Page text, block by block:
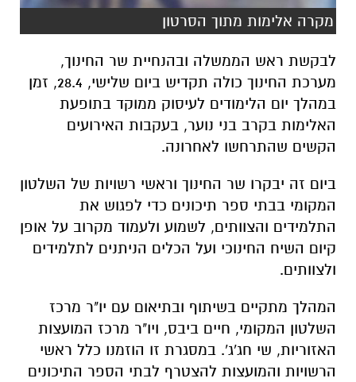
מקרה אלימות מתוך הסרטון
לבקשת ראש הממשלה ובהנחיית שר החינוך,
מערכת החינוך כולה תקדיש ביום שלישי, 28.4, זמן
במהלך יום הלימודים לעיסוק ממוקד בתופעת
האלימות בקרב בני נוער, בעקבות האירועים
הקשים שהתרחשו לאחרונה.
ביום זה יבקרו שר החינוך וראשי רשויות של השלטון
המקומי בבתי ספר תיכונים כדי לפגוש את
התלמידים והצוותים, לשמוע ולעמוד מקרוב על אופן
קיום השיח החינוכי ועל הכלים הניתנים לתלמידים
ולצוותים.
המהלך מתקיים בשיתוף ובתיאום עם יו"ר מרכז
השלטון המקומי, חיים ביבס, ויו"ר מרכז המועצות
האזוריות, שי חג'ג'. במסגרת זו הוזמנו כלל ראשי
הרשויות והמועצות להצטרף לבתי הספר התיכונים